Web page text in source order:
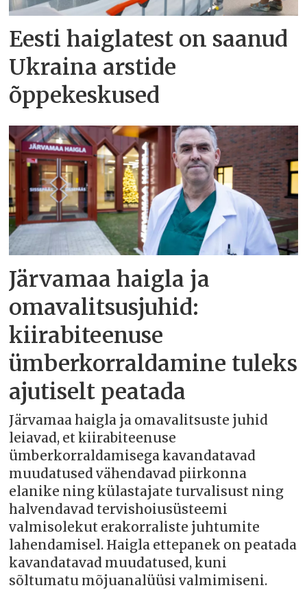
Eesti haiglatest on saanud
Ukraina arstide
õppekeskused
Järvamaa haigla ja
omavalitsusjuhid:
kiirabiteenuse
ümberkorraldamine tuleks
ajutiselt peatada
Järvamaa haigla ja omavalitsuste juhid
leiavad, et kiirabiteenuse
ümberkorraldamisega kavandatavad
muudatused vähendavad piirkonna
elanike ning külastajate turvalisust ning
halvendavad tervishoiusüsteemi
valmisolekut erakorraliste juhtumite
lahendamisel. Haigla ettepanek on peatada
kavandatavad muudatused, kuni
sõltumatu mõjuanalüüsi valmimiseni.